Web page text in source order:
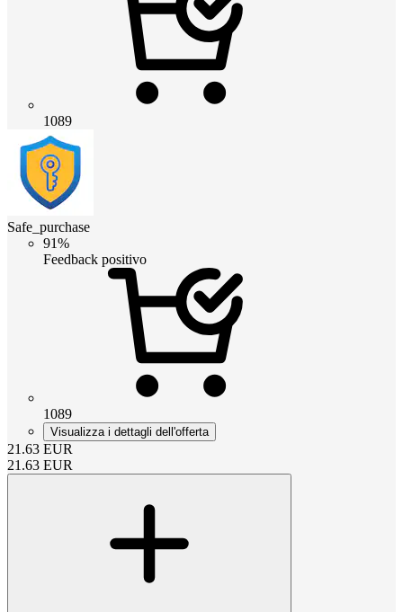
1089
Safe_purchase
91%
Feedback positivo
1089
Visualizza i dettagli dell'offerta
21.63 EUR
21.63 EUR